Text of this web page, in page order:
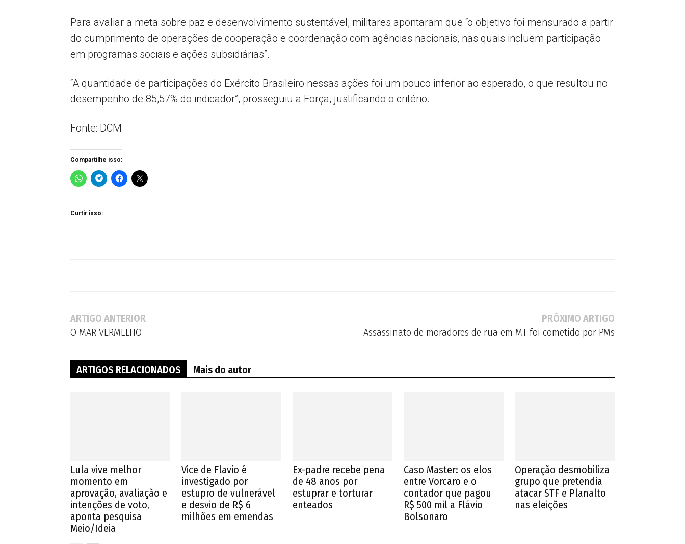
Para avaliar a meta sobre paz e desenvolvimento sustentável, militares apontaram que “o objetivo foi mensurado a partir
do cumprimento de operações de cooperação e coordenação com agências nacionais, nas quais incluem participação
em programas sociais e ações subsidiárias”.
“A quantidade de participações do Exército Brasileiro nessas ações foi um pouco inferior ao esperado, o que resultou no
desempenho de 85,57% do indicador”, prosseguiu a Força, justificando o critério.
Fonte: DCM
Compartilhe isso:
Curtir isso:
ARTIGO ANTERIOR
O MAR VERMELHO
PRÓXIMO ARTIGO
Assassinato de moradores de rua em MT foi cometido por PMs
ARTIGOS RELACIONADOS Mais do autor
Lula vive melhor
momento em
aprovação, avaliação e
intenções de voto,
aponta pesquisa
Meio/Ideia
Vice de Flavio é
investigado por
estupro de vulnerável
e desvio de R$ 6
milhões em emendas
Ex-padre recebe pena
de 48 anos por
estuprar e torturar
enteados
Caso Master: os elos
entre Vorcaro e o
contador que pagou
R$ 500 mil a Flávio
Bolsonaro
Operação desmobiliza
grupo que pretendia
atacar STF e Planalto
nas eleições